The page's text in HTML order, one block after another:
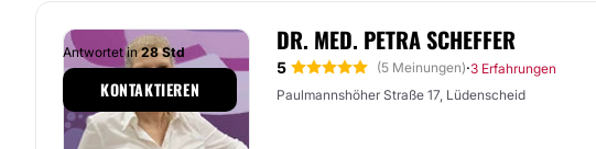
DR. MED. PETRA SCHEFFER
5 (5 Meinungen)·3 Erfahrungen
Paulmannshöher Straße 17, Lüdenscheid
Antwortet in28 Std
KONTAKTIEREN